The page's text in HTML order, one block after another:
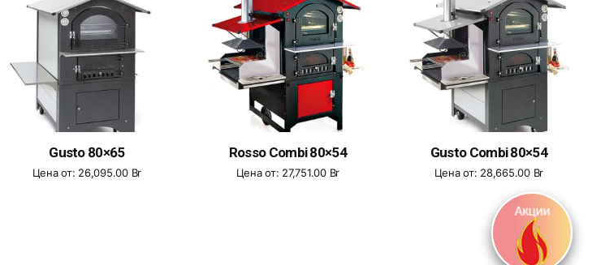
Gusto 80×65
Цена от: 26,095.00 Br
Rosso Combi 80×54
Цена от: 27,751.00 Br
Gusto Combi 80×54
Цена от: 28,665.00 Br